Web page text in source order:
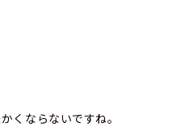
くならないですね。